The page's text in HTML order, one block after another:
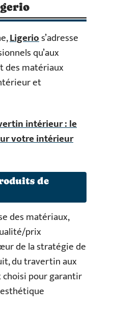
Ligerios’adresse
qu’aux
des matériaux
et
intérieur : le
votre intérieur
de
des matériaux,
prix
de la stratégie de
du travertin aux
pour garantir